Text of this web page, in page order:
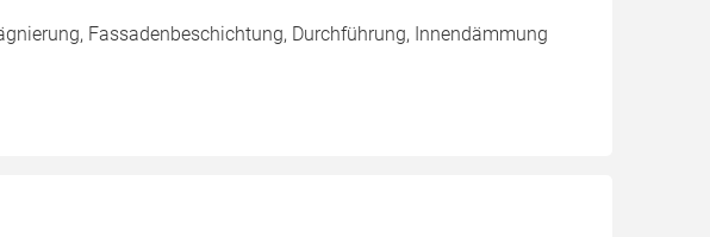
Fassadenbeschichtung, Durchführung, Innendämmung